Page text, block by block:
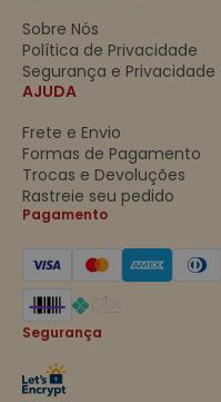
Sobre Nós
Política de Privacidade
Segurança e Privacidade
AJUDA
Frete e Envio
Formas de Pagamento
Trocas e Devoluções
Rastreie seu pedido
Pagamento
Segurança